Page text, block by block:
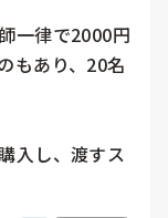
一律で2000円
もあり、20名
入し、渡すス